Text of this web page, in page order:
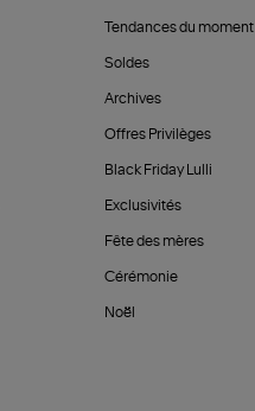
Tendances du moment
Soldes
Archives
Offres Privilèges
Black Friday Lulli
Exclusivités
Fête des mères
Cérémonie
Noël